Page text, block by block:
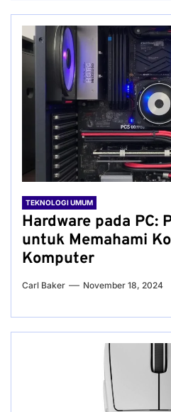
TEKNOLOGI UMUM
Hardware pada PC:
untuk Memahami
Komputer
Carl Baker November 18, 2024